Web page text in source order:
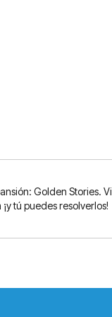
Golden Stories.
tú puedes resolverlos!